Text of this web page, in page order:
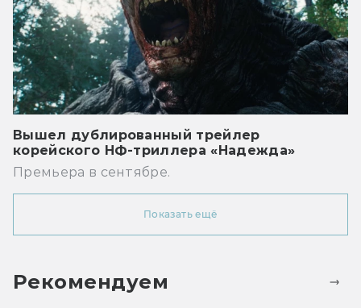
Вышел дублированный трейлер
корейского НФ-триллера «Надежда»
Премьера в сентябре.
Показать ещё
Рекомендуем